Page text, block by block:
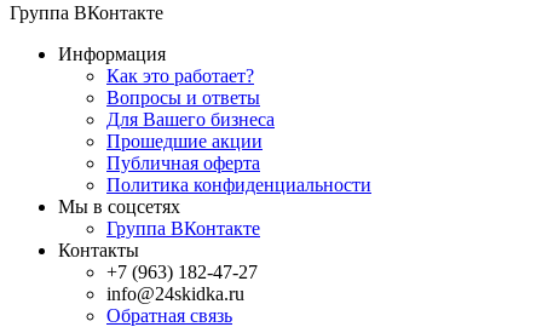
Группа ВКонтакте
Информация
Как это работает?
Вопросы и ответы
Для Вашего бизнеса
Прошедшие акции
Публичная оферта
Политика конфиденциальности
Мы в соцсетях
Группа ВКонтакте
Контакты
+7 (963) 182-47-27
info@24skidka.ru
Обратная связь